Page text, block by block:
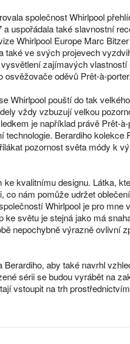
společnost Whirlpool
uspořádala také slavnostní
Whirlpool Europe Marc
také ve svých projevech
zajímavých
oděvů Prêt-à-porter.
Whirlpool pouští do tak
vždy vzbuzují velkou
je například právě Prêt-
Berardiho kolekce
pozornost světa módy k
kvalitnímu designu. Látka,
nám pomůže udržet
Whirlpool je pro mne
světu je stejná jako má
nepochybně výrazně ovlivní
aby také navrhl
sérii se budou vyrábět na
vstoupit na trh